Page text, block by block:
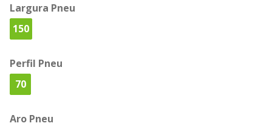
Largura Pneu
150
Perfil Pneu
70
Aro Pneu